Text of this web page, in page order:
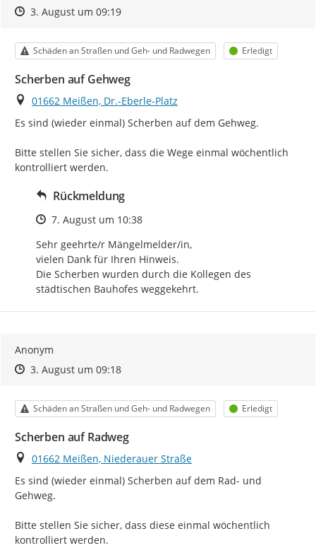
Zeitpunkt des Erstellens
Zeitpunkt des Erstellens
3. August um 09:19Zur Äußerung
Kategorie
Schäden an Straßen und Geh- und Radwegen Status
Erledigt
Scherben auf Gehweg
Ort
01662 Meißen, Dr.-Eberle-Platz
Es sind (wieder einmal) Scherben auf dem Gehweg.
Bitte stellen Sie sicher, dass die Wege einmal wöchentlich
kontrolliert werden.
Rückmeldung
Zeitpunkt des Erstellens
7. August um 10:38
Sehr geehrte/r Mängelmelder/in,
vielen Dank für Ihren Hinweis.
Die Scherben wurden durch die Kollegen des
städtischen Bauhofes weggekehrt.
Anonym
Zeitpunkt des Erstellens
Zeitpunkt des Erstellens
3. August um 09:18Zur Äußerung
Kategorie
Schäden an Straßen und Geh- und Radwegen Status
Erledigt
Scherben auf Radweg
Ort
01662 Meißen, Niederauer Straße
Es sind (wieder einmal) Scherben auf dem Rad- und
Gehweg.
Bitte stellen Sie sicher, dass diese einmal wöchentlich
kontrolliert werden.